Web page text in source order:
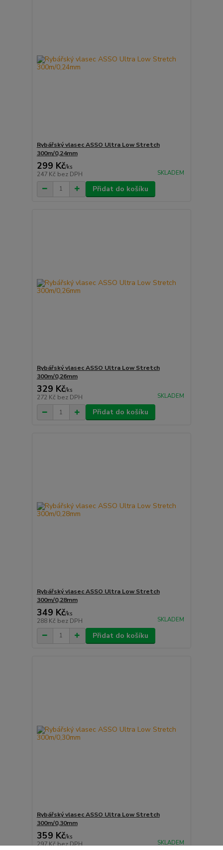
Rybářský vlasec ASSO Ultra Low Stretch
300m/0,24mm
299 Kč/ks
247 Kč bez DPH SKLADEM
Přidat do košíku
Rybářský vlasec ASSO Ultra Low Stretch
300m/0,26mm
329 Kč/ks
272 Kč bez DPH SKLADEM
Přidat do košíku
Rybářský vlasec ASSO Ultra Low Stretch
300m/0,28mm
349 Kč/ks
288 Kč bez DPH SKLADEM
Přidat do košíku
Rybářský vlasec ASSO Ultra Low Stretch
300m/0,30mm
359 Kč/ks
297 Kčbez DPH SKLADEM